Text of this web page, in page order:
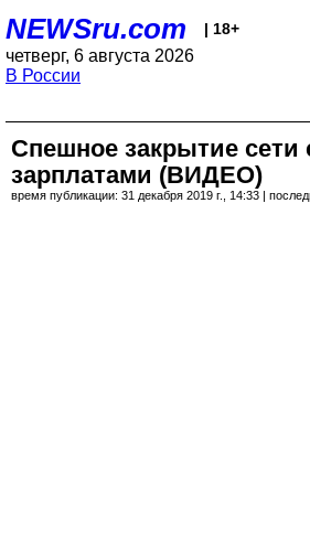
NEWSru.com | 18+
четверг, 6 августа 2026
В России
Спешное закрытие сети
зарплатами (ВИДЕО)
время публикации: 31 декабря 2019 г., 14:33 |